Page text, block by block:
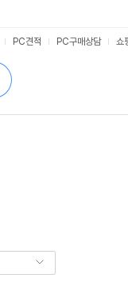
PC견적 PC구매상담 쇼